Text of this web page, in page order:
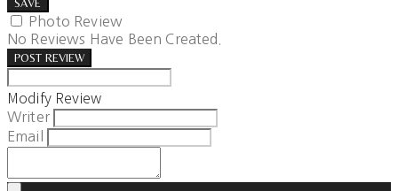
SAVE
Photo Review
No Reviews Have Been Created.
POST REVIEW
Modify Review
Writer
Email